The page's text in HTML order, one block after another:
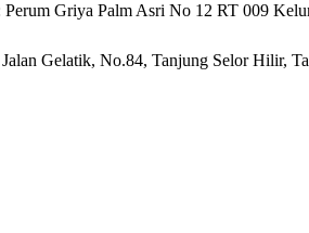
Griya Palm Asri No 12 RT 009
Gelatik, No.84, Tanjung Selor Hilir,